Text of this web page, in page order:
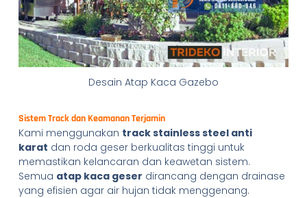
Desain Atap Kaca Gazebo
Sistem Track dan Keamanan Terjamin
Kami menggunakan track stainless steel anti
karat dan roda geser berkualitas tinggi untuk
memastikan kelancaran dan keawetan sistem.
Semua atap kaca geser dirancang dengan drainase
yang efisien agar air hujan tidak menggenang.